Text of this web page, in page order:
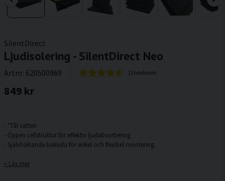
SilentDirect
Ljudisolering - SilentDirect Neo
Artnr: 620500969 13 omdömen
849 kr
- *Tål vatten
- Öppen cellstruktur för effektiv ljudabsorbering
Läs mer